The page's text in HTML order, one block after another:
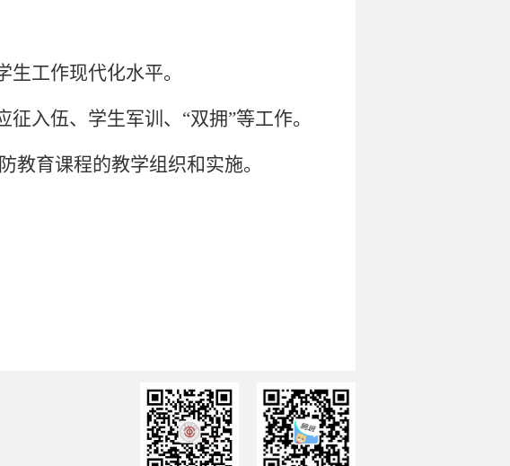
工作现代化水平。
征入伍、学生军训、 “双拥”等工作。
防教育课程的教学组织和实施。